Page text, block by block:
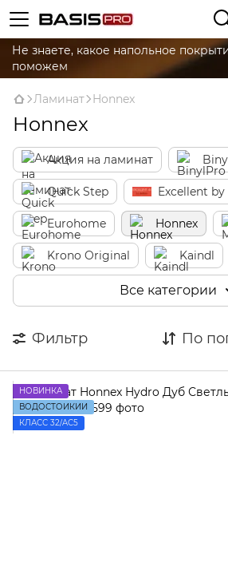
Не знаете, какое напольное
поможем
Ламинат Honnex
Honnex
Акция на ламинат
Quick Step Excellent
Eurohome Honnex
Krono Original Kaindl
Classen
Все категории
Фильтр По
НОВИНКА
ВОДОСТОЙКИЙ
КЛАСС 32/AC5